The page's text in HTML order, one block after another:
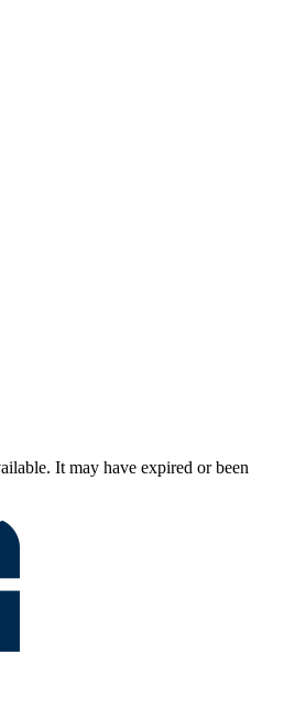
It may have expired or been